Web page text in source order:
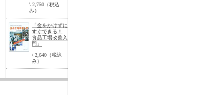
\ 2,750（税込
み）
「金をかけずに
すぐできる！
食品工場改善入
門」
\ 2,640（税込
み）